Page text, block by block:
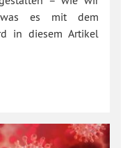
es mit dem
in diesem Artikel